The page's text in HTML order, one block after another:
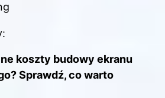
koszty budowy ekranu
Sprawdź, co warto